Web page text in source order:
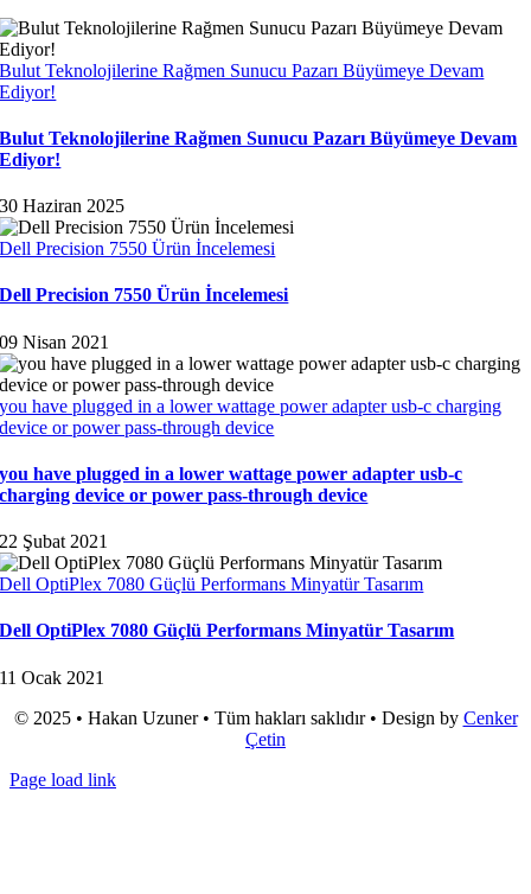
Bulut Teknolojilerine Rağmen Sunucu Pazarı Büyümeye Devam
Ediyor!
Bulut Teknolojilerine Rağmen Sunucu Pazarı Büyümeye Devam
Ediyor!
30 Haziran 2025
Dell Precision 7550 Ürün İncelemesi
Dell Precision 7550 Ürün İncelemesi
09 Nisan 2021
you have plugged in a lower wattage power adapter usb-c charging
device or power pass-through device
you have plugged in a lower wattage power adapter usb-c
charging device or power pass-through device
22 Şubat 2021
Dell OptiPlex 7080 Güçlü Performans Minyatür Tasarım
Dell OptiPlex 7080 Güçlü Performans Minyatür Tasarım
11 Ocak 2021
© 2025 • Hakan Uzuner • Tüm hakları saklıdır • Design by Cenker
Çetin
Page load link